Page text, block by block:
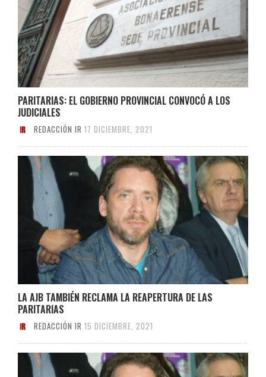
PARITARIAS: EL GOBIERNO PROVINCIAL CONVOCÓ A LOS
JUDICIALES
REDACCIÓN IR 17 DICIEMBRE, 2021
LA AJB TAMBIÉN RECLAMA LA REAPERTURA DE LAS
PARITARIAS
REDACCIÓN IR 15 DICIEMBRE, 2021